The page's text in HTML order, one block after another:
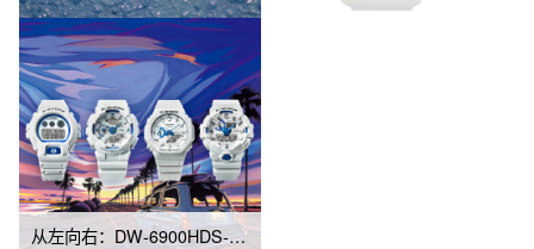
从左向右：DW-6900HDS-7、GA-110HDS-7A、GA-2100HDS-7A、GA-700HDS-7A